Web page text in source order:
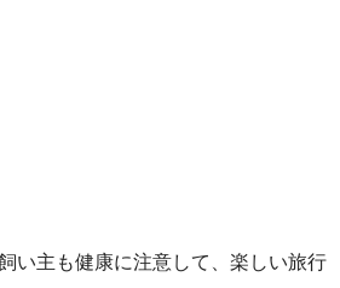
い主も健康に注意して、楽しい旅行